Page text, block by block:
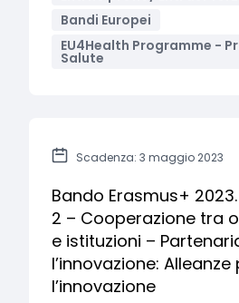
Bandi Europei
EU4Health Programme -
Salute
Scadenza: 3 maggio 2023
Bando Erasmus+
2 – Cooperazione tra
e istituzioni –
l’innovazione: Alleanze
l’innovazione